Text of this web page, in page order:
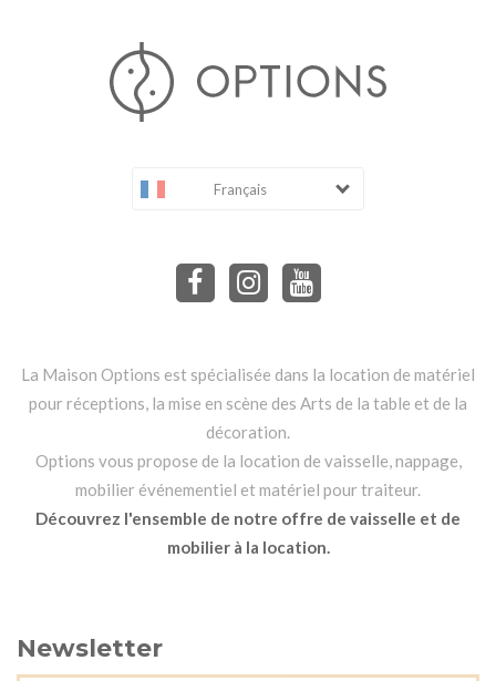
Français
La Maison Options est spécialisée dans la location de matériel
pour réceptions, la mise en scène des Arts de la table et de la
décoration.
Options vous propose de la location de vaisselle, nappage,
mobilier événementiel et matériel pour traiteur.
Découvrez l'ensemble de notre offre de vaisselle et de
mobilier à la location.
Newsletter